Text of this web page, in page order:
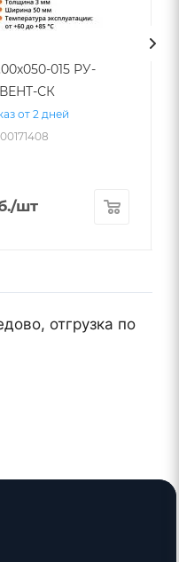
015 РУ-
СК
от 2 дней
/шт
отгрузка по